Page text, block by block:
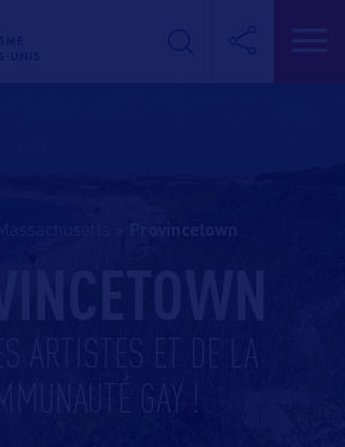
provincetown
ARTISTES ET DE LA
GAY !